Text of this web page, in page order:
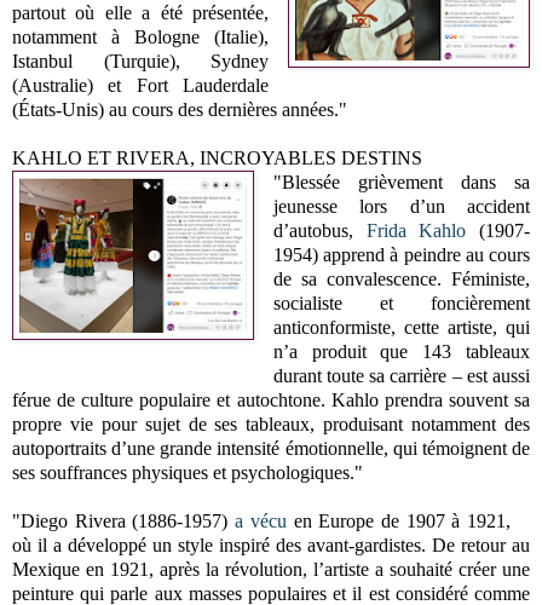
partout où elle a été présentée,
notamment à Bologne (Italie),
Istanbul (Turquie), Sydney
(Australie) et Fort Lauderdale
(États-Unis) au cours des dernières années."
KAHLO ET RIVERA, INCROYABLES DESTINS
"Blessée grièvement dans sa
jeunesse lors d’un accident
d’autobus, Frida Kahlo (1907-
1954) apprend à peindre au cours
de sa convalescence. Féministe,
socialiste et foncièrement
anticonformiste, cette artiste, qui
n’a produit que 143 tableaux
durant toute sa carrière – est aussi
férue de culture populaire et autochtone. Kahlo prendra souvent sa
propre vie pour sujet de ses tableaux, produisant notamment des
autoportraits d’une grande intensité émotionnelle, qui témoignent de
ses souffrances physiques et psychologiques."
"Diego Rivera (1886-1957)a vécu en Europe de 1907 à 1921,
où il a développé un style inspiré des avant-gardistes. De retour au
Mexique en 1921, après la révolution, l’artiste a souhaité créer une
peinture qui parle aux masses populaires et il est considéré comme